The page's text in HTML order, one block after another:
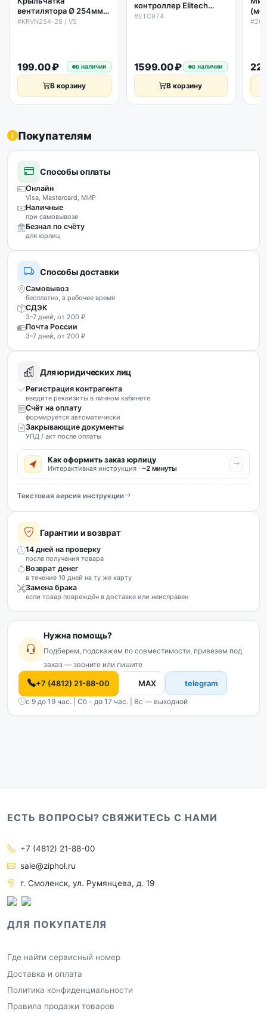
вентилятора Ø 254мм
28˚ (металлическая)
#KRVN254-28 / VS
199.00 ₽ в наличии
В корзину
контроллер Elitech
ETC974 (аналог Eliwell
#ETC974
1599.00 ₽ в наличии
В корзину
Покупателям
Способы оплаты
Онлайн
Visa, Mastercard, МИР
Наличные
при самовывозе
Безнал по счёту
для юрлиц
Способы доставки
Самовывоз
бесплатно, в рабочее время
СДЭК
3–7 дней, от 200 ₽
Почта России
3–7 дней, от 200 ₽
Для юридических лиц
Регистрация контрагента
введите реквизиты в личном кабинете
Счёт на оплату
формируется автоматически
Закрывающие документы
УПД / акт после оплаты
Как оформить заказ юрлицу
Интерактивная инструкция · ~2 минуты
Текстовая версия инструкции
Гарантии и возврат
14 дней на проверку
после получения товара
Возврат денег
в течение 10 дней на ту же карту
Замена брака
если товар повреждён в доставке или неисправен
Нужна помощь?
Подберем, подскажем по совместимости, привезем под
заказ — звоните или пишите
+7 (4812) 21-88-00 MAX telegram
с 9 до 19 час. | Сб - до 17 час. | Вс — выходной
ЕСТЬ ВОПРОСЫ? СВЯЖИТЕСЬ С НАМИ
+7 (4812) 21-88-00
sale@ziphol.ru
г. Смоленск, ул. Румянцева, д. 19
ДЛЯ ПОКУПАТЕЛЯ
Где найти сервисный номер
Доставка и оплата
Политика конфиденциальности
Правила продажи товаров